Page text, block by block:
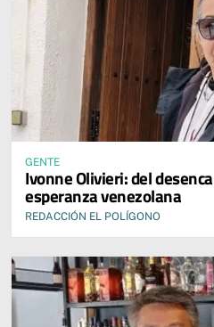
GENTE
Ivonne Olivieri: del
esperanza venezolana
REDACCIÓN EL POLÍGONO